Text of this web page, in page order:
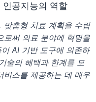
인공지능의 역할
맞춤형 치료 계획을 수립
로써 의료 분야에 혁명을
AI 기반 도구에 의존하
술의 혜택과 한계를 모
비스를 제공하는 데 매우